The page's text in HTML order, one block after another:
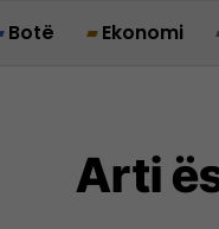
Botë Ekonomi
Arti